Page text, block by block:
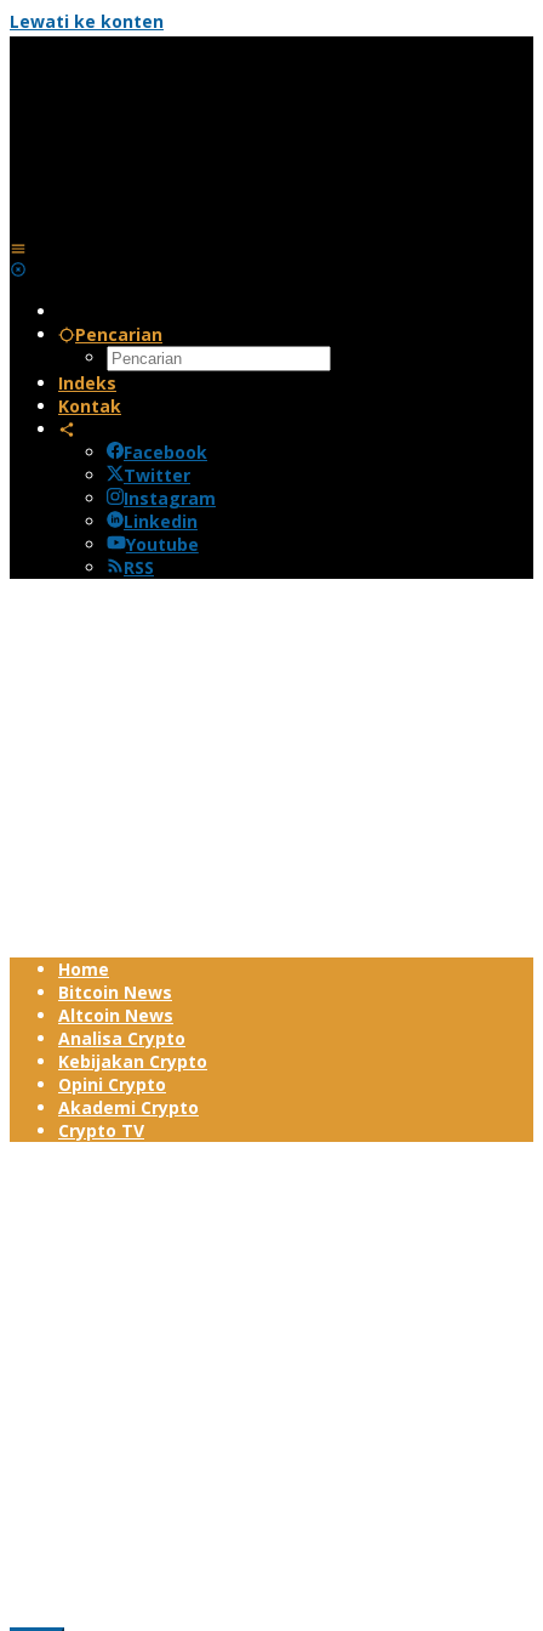
Lewati ke konten
Pencarian
Indeks
Kontak
Facebook
Twitter
Instagram
Linkedin
Youtube
RSS
Home
Bitcoin News
Altcoin News
Analisa Crypto
Kebijakan Crypto
Opini Crypto
Akademi Crypto
Crypto TV